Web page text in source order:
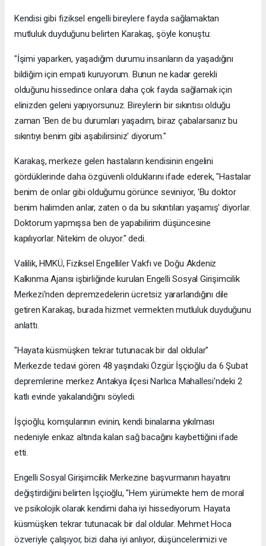
Kendisi gibi fiziksel engelli bireylere fayda sağlamaktan
mutluluk duyduğunu belirten Karakaş, şöyle konuştu:
"İşimi yaparken, yaşadığım durumu insanların da yaşadığını
bildiğim için empati kuruyorum. Bunun ne kadar gerekli
olduğunu hissedince onlara daha çok fayda sağlamak için
elinizden geleni yapıyorsunuz. Bireylerin bir sıkıntısı olduğu
zaman 'Ben de bu durumları yaşadım, biraz çabalarsanız bu
sıkıntıyı benim gibi aşabilirsiniz' diyorum."
Karakaş, merkeze gelen hastaların kendisinin engelini
gördüklerinde daha özgüvenli olduklarını ifade ederek, "Hastalar
benim de onlar gibi olduğumu görünce seviniyor, 'Bu doktor
benim halimden anlar, zaten o da bu sıkıntıları yaşamış' diyorlar.
Doktorum yapmışsa ben de yapabilirim düşüncesine
kapılıyorlar. Nitekim de oluyor." dedi.
Valilik, HMKÜ, Fiziksel Engelliler Vakfı ve Doğu Akdeniz
Kalkınma Ajansı işbirliğinde kurulan Engelli Sosyal Girişimcilik
Merkezi'nden depremzedelerin ücretsiz yararlandığını dile
getiren Karakaş, burada hizmet vermekten mutluluk duyduğunu
anlattı.
"Hayata küsmüşken tekrar tutunacak bir dal oldular"
Merkezde tedavi gören 48 yaşındaki Özgür İşçioğlu da 6 Şubat
depremlerine merkez Antakya ilçesi Narlıca Mahallesi'ndeki 2
katlı evinde yakalandığını söyledi.
İşçioğlu, komşularının evinin, kendi binalarına yıkılması
nedeniyle enkaz altında kalan sağ bacağını kaybettiğini ifade
etti.
Engelli Sosyal Girişimcilik Merkezine başvurmanın hayatını
değiştirdiğini belirten İşçioğlu, "Hem yürümekte hem de moral
ve psikolojik olarak kendimi daha iyi hissediyorum. Hayata
küsmüşken tekrar tutunacak bir dal oldular. Mehmet Hoca
özveriyle çalışıyor, bizi daha iyi anlıyor, düşüncelerimizi ve